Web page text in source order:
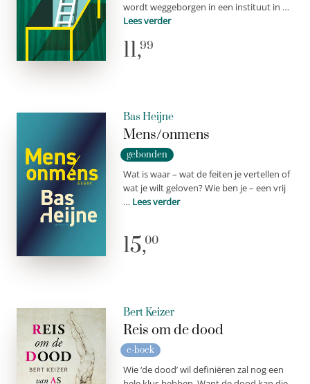
wordt weggeborgen in een instituut in …
Lees verder
11,99
Bas Heijne
Mens/onmens
gebonden
Wat is waar – wat de feiten je vertellen of
wat je wilt geloven? Wie ben je – een vrij
… Lees verder
15,00
Bert Keizer
Reis om de dood
e-boek
Wie ‘de dood’ wil definiëren zal nog een